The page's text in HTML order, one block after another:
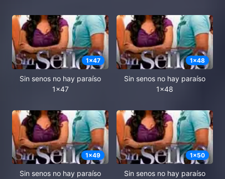
1x47
Sin senos no hay paraíso
1x47
1x48
Sin senos no hay paraíso
1x48
1x49
Sin senos no hay paraíso
1x50
Sin senos no hay paraíso